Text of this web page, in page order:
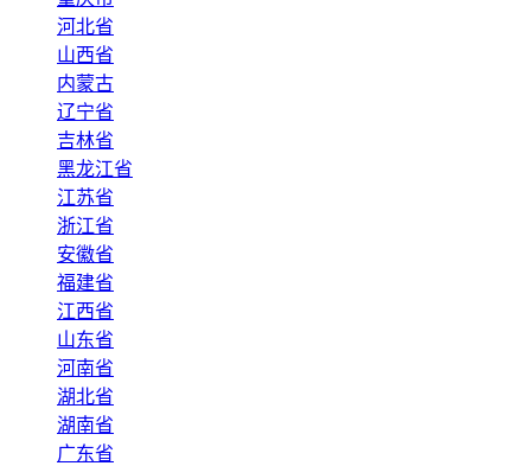
河北省
山西省
内蒙古
辽宁省
吉林省
黑龙江省
江苏省
浙江省
安徽省
福建省
江西省
山东省
河南省
湖北省
湖南省
广东省